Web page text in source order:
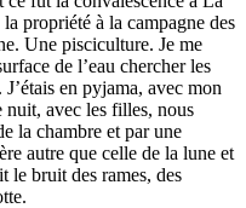
propriété à la campagne des
Une pisciculture. Je me
de l’eau chercher les
en pyjama, avec mon
nuit, avec les filles, nous
la chambre et par une
autre que celle de la lune et
le bruit des rames, des